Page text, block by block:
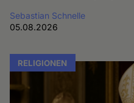
Sebastian Schnelle
05.08.2026
RELIGIONEN